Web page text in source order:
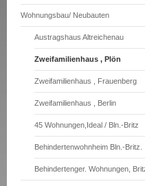
Wohnungsbau/ Neubauten
Austragshaus Altreichenau
Zweifamilienhaus , Plön
Zweifamilienhaus , Frauenberg
Zweifamilienhaus , Berlin
45 Wohnungen,Ideal / Bln.-Britz
Behindertenwohnheim Bln.-Britz.
Behindertenger. Wohnungen,